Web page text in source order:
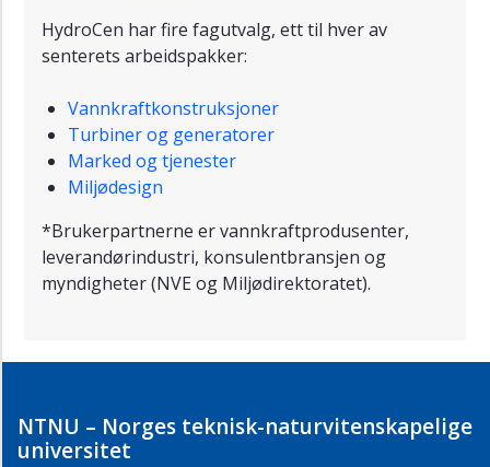
HydroCen har fire fagutvalg, ett til hver av
senterets arbeidspakker:
Vannkraftkonstruksjoner
Turbiner og generatorer
Marked og tjenester
Miljødesign
*Brukerpartnerne er vannkraftprodusenter,
leverandørindustri, konsulentbransjen og
myndigheter (NVE og Miljødirektoratet).
NTNU – Norges teknisk-naturvitenskapelige
universitet